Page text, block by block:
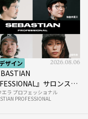
ザイン 2026.08.06
』サロンスタ
完成させる“質感設
いう新提案
エラ プロフェッショナル
PROFESSIONAL